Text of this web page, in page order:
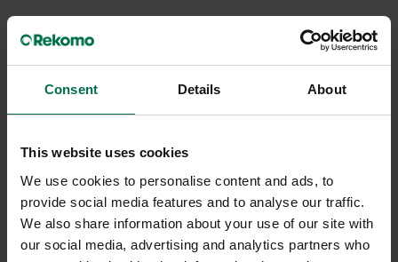
Consent Details About
This website uses cookies
We use cookies to personalise content and ads, to
provide social media features and to analyse our traffic.
We also share information about your use of our site with
our social media, advertising and analytics partners who
C02